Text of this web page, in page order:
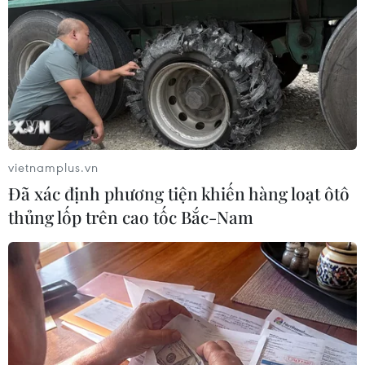
11/9/2001 ở Mỹ
10/09/2016 23:07
Ngày 11/9/2001, tòa tháp đôi ở Trung tâm Thương mại
Thế giới đã sụp đổ trong vụ khủng bố đẫm máu nhất
trong lịch sử nước Mỹ khiến gần 3.000 người thiệt
mạng.
vietnamplus.vn
Đã xác định phương tiện khiến hàng loạt ôtô
thủng lốp trên cao tốc Bắc-Nam